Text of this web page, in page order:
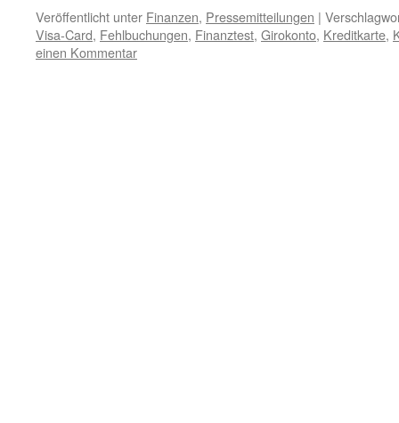
Veröffentlicht unter Finanzen, Pressemitteilungen |
Visa-Card, Fehlbuchungen, Finanztest, Girokonto, Kreditkarte,
einen Kommentar